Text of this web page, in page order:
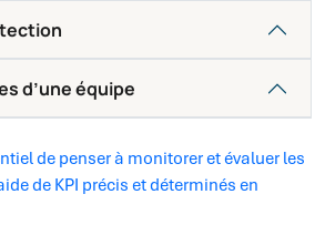
d’une équipe
de penser à monitorer et évaluer les
de KPI précis et déterminés en